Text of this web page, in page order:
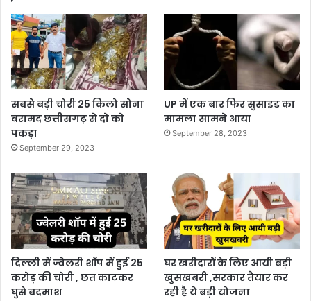
सबसे बड़ी चोरी 25 किलो सोना
बरामद छत्तीसगढ़ से दो को
पकड़ा
September 29, 2023
UP में एक बार फिर सुसाइड का
मामला सामने आया
September 28, 2023
दिल्ली में ज्वेलरी शॉप में हुई 25
करोड़ की चोरी , छत काटकर
घुसे बदमाश
घर खरीदारों के लिए आयी बड़ी
खुसखबरी ,सरकार तैयार कर
रही है ये बड़ी योजना